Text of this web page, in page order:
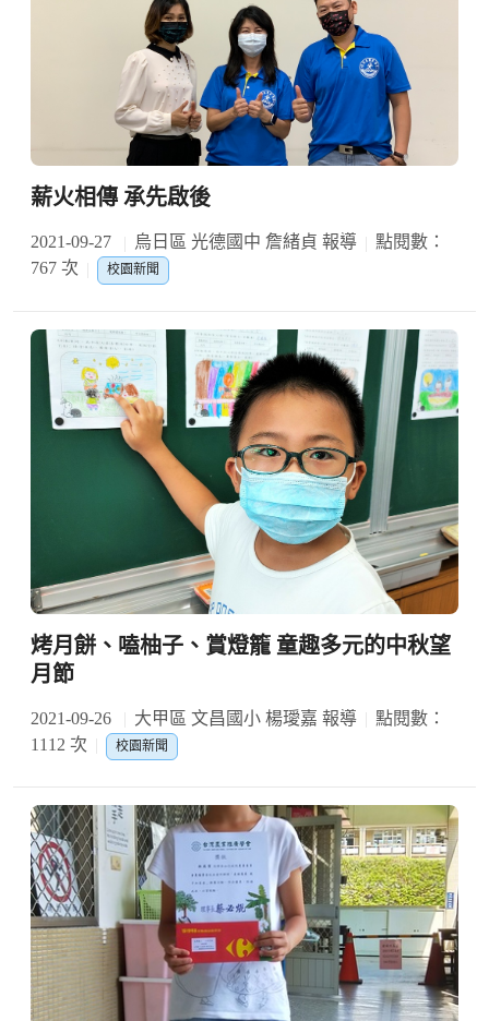
薪火相傳 承先啟後
2021-09-27 烏日區 光德國中 詹緒貞 報導
點閱數：
767 次
校園新聞
烤月餅、嗑柚子、賞燈籠 童趣多元的中秋望
月節
2021-09-26 大甲區 文昌國小 楊璦嘉 報導
點閱數：
1112 次
校園新聞